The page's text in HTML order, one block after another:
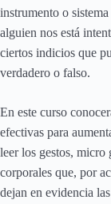
instrumento o
alguien nos está
ciertos indicios que
verdadero o falso.
En este curso
efectivas para
leer los gestos, micro
corporales que, por
dejan en evidencia